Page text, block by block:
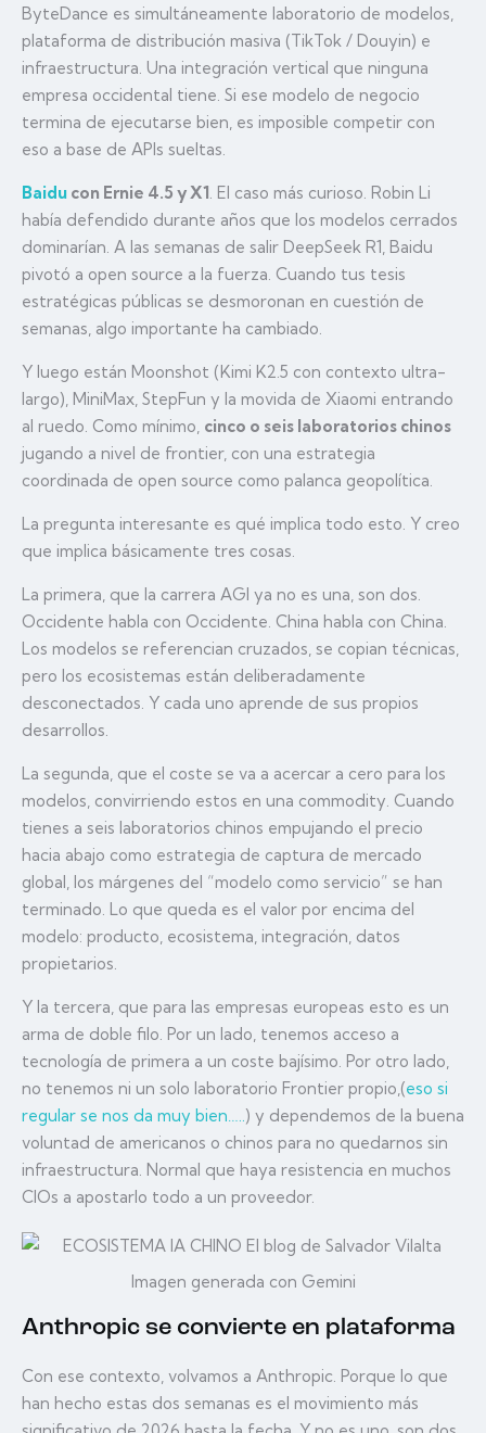
ByteDance es simultáneamente laboratorio de modelos,
plataforma de distribución masiva (TikTok / Douyin) e
infraestructura. Una integración vertical que ninguna
empresa occidental tiene. Si ese modelo de negocio
termina de ejecutarse bien, es imposible competir con
eso a base de APIs sueltas.
Baidu con Ernie 4.5 y X1. El caso más curioso. Robin Li
había defendido durante años que los modelos cerrados
dominarían. A las semanas de salir DeepSeek R1, Baidu
pivotó a open source a la fuerza. Cuando tus tesis
estratégicas públicas se desmoronan en cuestión de
semanas, algo importante ha cambiado.
Y luego están Moonshot (Kimi K2.5 con contexto ultra-
largo), MiniMax, StepFun y la movida de Xiaomi entrando
al ruedo. Como mínimo, cinco o seis laboratorios chinos
jugando a nivel de frontier, con una estrategia
coordinada de open source como palanca geopolítica.
La pregunta interesante es qué implica todo esto. Y creo
que implica básicamente tres cosas.
La primera, que la carrera AGI ya no es una, son dos.
Occidente habla con Occidente. China habla con China.
Los modelos se referencian cruzados, se copian técnicas,
pero los ecosistemas están deliberadamente
desconectados. Y cada uno aprende de sus propios
desarrollos.
La segunda, que el coste se va a acercar a cero para los
modelos, convirriendo estos en una commodity. Cuando
tienes a seis laboratorios chinos empujando el precio
hacia abajo como estrategia de captura de mercado
global, los márgenes del “modelo como servicio” se han
terminado. Lo que queda es el valor por encima del
modelo: producto, ecosistema, integración, datos
propietarios.
Y la tercera, que para las empresas europeas esto es un
arma de doble filo. Por un lado, tenemos acceso a
tecnología de primera a un coste bajísimo. Por otro lado,
no tenemos ni un solo laboratorio Frontier propio,(eso si
regular se nos da muy bien…..) y dependemos de la buena
voluntad de americanos o chinos para no quedarnos sin
infraestructura. Normal que haya resistencia en muchos
CIOs a apostarlo todo a un proveedor.
Imagen generada con Gemini
Anthropic se convierte en plataforma
Con ese contexto, volvamos a Anthropic. Porque lo que
han hecho estas dos semanas es el movimiento más